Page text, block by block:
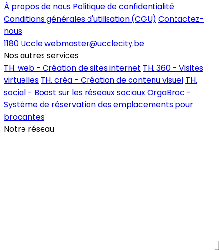
À propos de nous Politique de confidentialité
Conditions générales d'utilisation (CGU) Contactez-
nous
1180 Ucclewebmaster@ucclecity.be
Nos autres services
TH. web - Création de sites internet TH. 360 - Visites
virtuelles TH. créa - Création de contenu visuel TH.
social - Boost sur les réseaux sociauxOrgaBroc -
Système de réservation des emplacements pour
brocantes
Notre réseau